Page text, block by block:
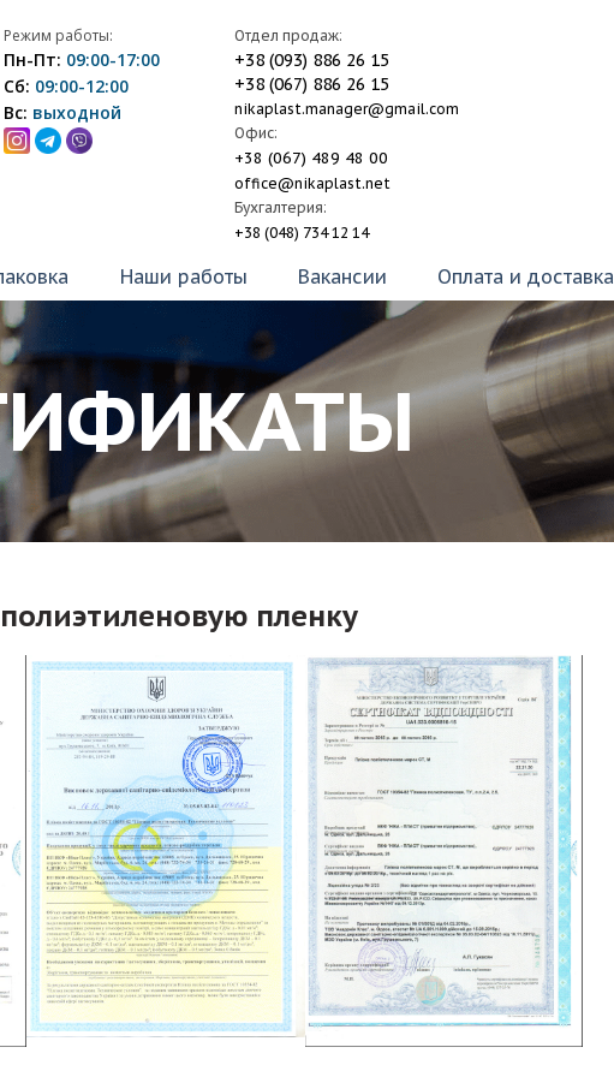
Режим работы:
Пн-Пт: 09:00-17:00
Сб: 09:00-12:00
Вс: выходной
Отдел продаж:
+38 (093) 886 26 15
+38 (067) 886 26 15
nikaplast.manager@gmail.com
Офис:
+38 (067) 489 48 00
office@nikaplast.net
Бухгалтерия:
+38 (048) 734 12 14
Наши работы Вакансии Оплата и доставка
пленку